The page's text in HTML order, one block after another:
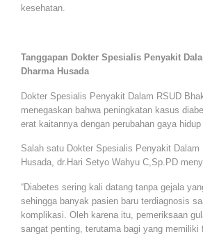
kesehatan.
Tanggapan Dokter Spesialis Penyakit
Dharma Husada
Dokter Spesialis Penyakit Dalam RSUD
menegaskan bahwa peningkatan kasus
erat kaitannya dengan perubahan gaya hidup
Salah satu Dokter Spesialis Penyakit Dalam
Husada, dr.Hari Setyo Wahyu C,Sp.PD
“Diabetes sering kali datang tanpa gejala
sehingga banyak pasien baru terdiagnosis
komplikasi. Oleh karena itu, pemeriksaan
sangat penting, terutama bagi yang memiliki